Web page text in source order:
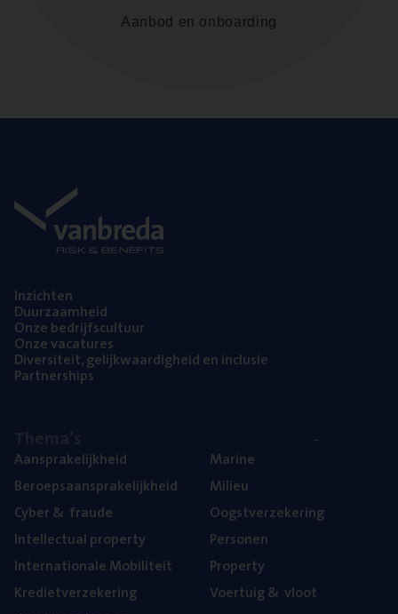
Aanbod en onboarding
Inzich­ten
Duur­zaam­heid
Onze bedrijfs­cul­tuur
Onze vaca­tu­res
Diver­si­teit, gelijk­waar­dig­heid en inclusie
Part­ner­ships
Aan­spra­ke­lijk­heid
Beroeps­aan­spra­ke­lijk­heid
Cyber& fraude
Intel­lec­tu­al property
Inter­na­ti­o­na­le Mobiliteit
Kre­diet­ver­ze­ke­ring
Mari­ne
Mili­eu
Oogst­ver­ze­ke­ring
Per­so­nen
Pro­per­ty
Voer­tuig& vloot